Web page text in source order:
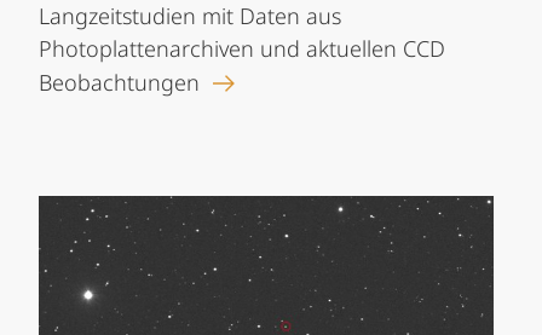
Langzeitstudien mit Daten aus
Photoplattenarchiven und aktuellen CCD
Beobachtungen